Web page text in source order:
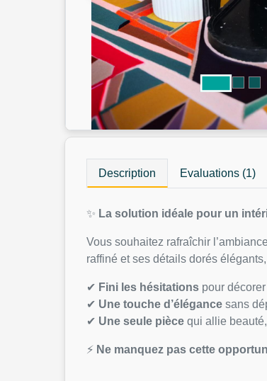
Description Evaluations (1)
✨ La solution idéale pour un
Vous souhaitez rafraîchir
raffiné et ses détails dorés
✔ Fini les hésitations pour
✔ Une touche d’élégance sans
✔ Une seule pièce qui allie
⚡ Ne manquez pas cette